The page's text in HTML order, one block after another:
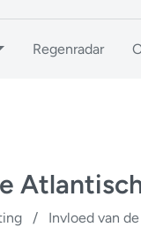
Regenradar
/ Invloed van